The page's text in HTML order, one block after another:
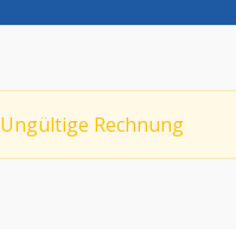
Ungültige Rechnung